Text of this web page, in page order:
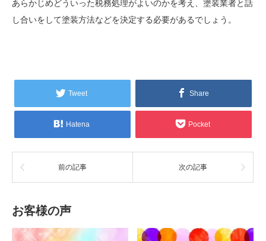
あらかじめどういった税務処理がよいのかを考え、塗装業者と話
し合いをして塗装方法などを決定する必要があるでしょう。
Tweet Share
Hatena Pocket
前の記事 次の記事
お客様の声